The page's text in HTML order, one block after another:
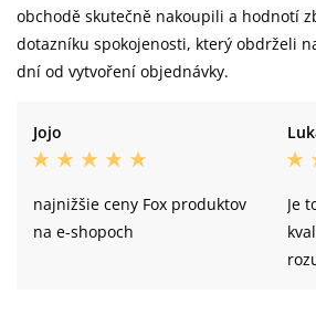
obchodě skutečně nakoupili a hodnotí
dotazníku spokojenosti, který obdrželi
dní od vytvoření objednávky.
Jojo
najnižšie ceny Fox produktov
na e-shopoch
Je